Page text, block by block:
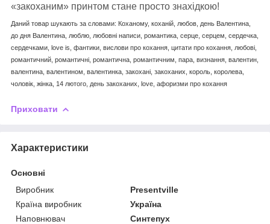
«закоханим» принтом стане просто знахідкою!
Даний товар шукають за словами: Коханому, коханій, любов, день Валентина,
до дня Валентина, люблю, любовні написи, романтика, серце, серцем, сердечка,
сердечками, love is , фантики, вислови про кохання, цитати про кохання, любові,
романтичний, романтичні, романтична, романтичним, пара, визнання, валентин,
валентина, валентином, валентинка, закохані, закоханих, король, королева,
чоловік, жінка, 14 лютого, день закоханих, love , афоризми про кохання
Приховати
Характеристики
Основні
Виробник
Presentville
Країна виробник
Україна
Наповнювач
Синтепух